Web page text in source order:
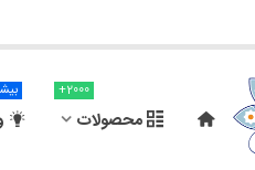
محصولات
2000+